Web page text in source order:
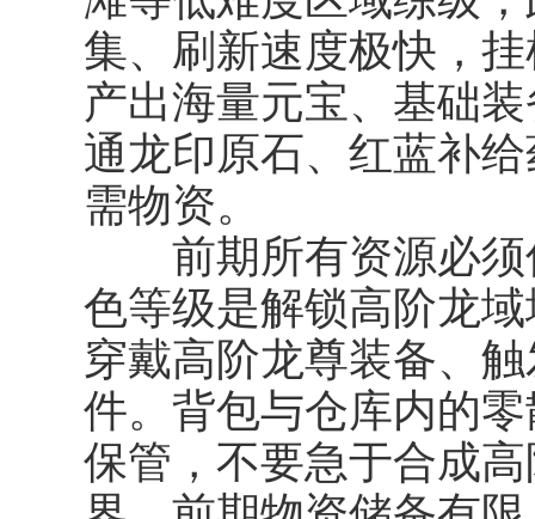
集、刷新速度极快，
产出海量元宝、基础
通龙印原石、红蓝补
需物资。
前期所有资源必须
色等级是解锁高阶龙
穿戴高阶龙尊装备、
件。背包与仓库内的
保管，不要急于合成